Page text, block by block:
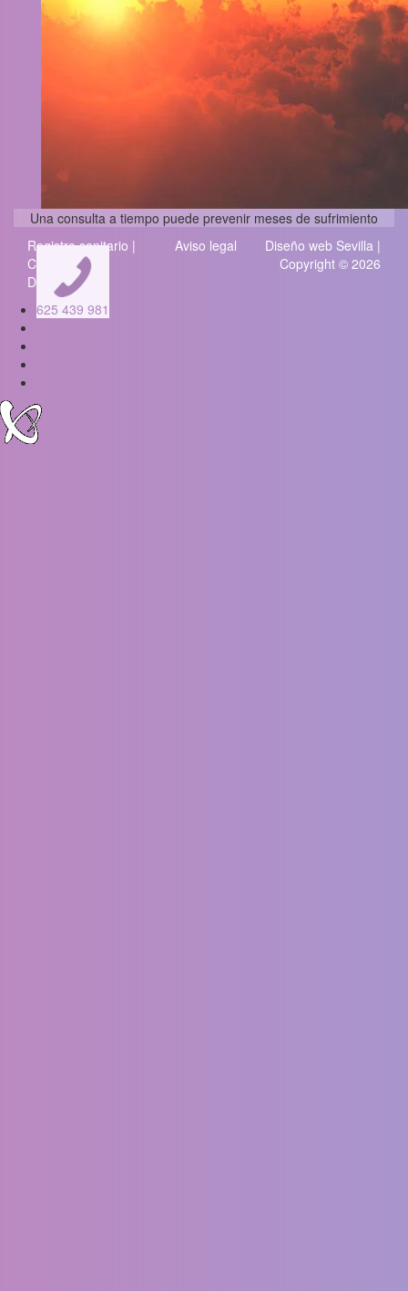
Una consulta a tiempo puede prevenir meses de sufrimiento
Registro sanitario |
Codigo
Deontologico
Diseño web Sevilla |
Copyright © 2026
Aviso legal
625 439 981